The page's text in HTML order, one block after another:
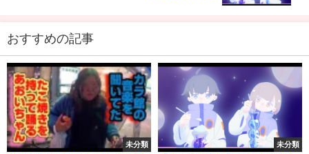
おすすめの記事
未分類 未分類